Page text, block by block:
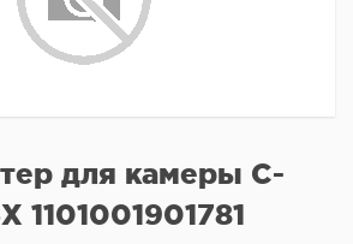
для камеры C-
1101001901781